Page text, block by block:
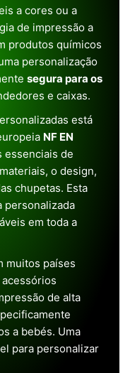
a cores ou a
de impressão a
produtos químicos
personalização
segura para os
e caixas.
está
NF EN
essenciais de
o design,
chupetas. Esta
personalizada
em toda a
muitos países
de alta
a bebés. Uma
para personalizar